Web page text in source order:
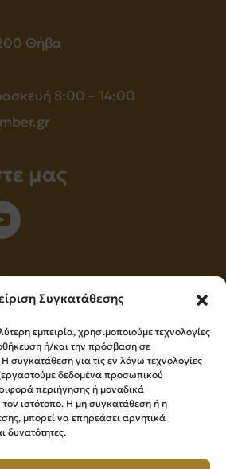
Συγκατάθεσης
εμπειρία, χρησιμοποιούμε τεχνολογίες
ή/και την πρόσβαση σε
για τις εν λόγω τεχνολογίες
δεδομένα προσωπικού
περιήγησης ή μοναδικά
ιστότοπο. Η μη συγκατάθεση ή η
μπορεί να επηρεάσει αρνητικά
δυνατότητες.
Θήβα
8:00 – 14:00
μας
για όλα τα νέα μας!